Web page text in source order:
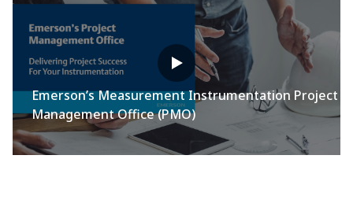
Emerson’s Measurement Instrumentation Project
Management Office (PMO)